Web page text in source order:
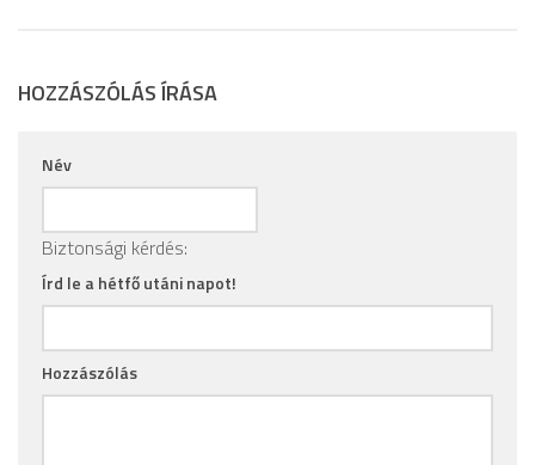
HOZZÁSZÓLÁS ÍRÁSA
Név
Biztonsági kérdés:
Írd le a hétfő utáni napot!
Hozzászólás